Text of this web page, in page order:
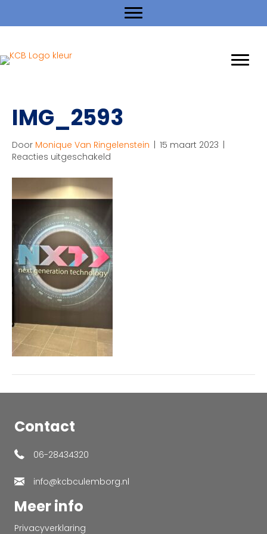
IMG_2593
Door Monique Van Ringelenstein 15 maart 2023
Reacties uitgeschakeld
Contact
06-28434320
info@kcbculemborg.nl
Meer info
Privacyverklaring